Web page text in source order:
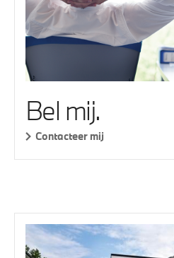
Bel mij.
Contacteer mij